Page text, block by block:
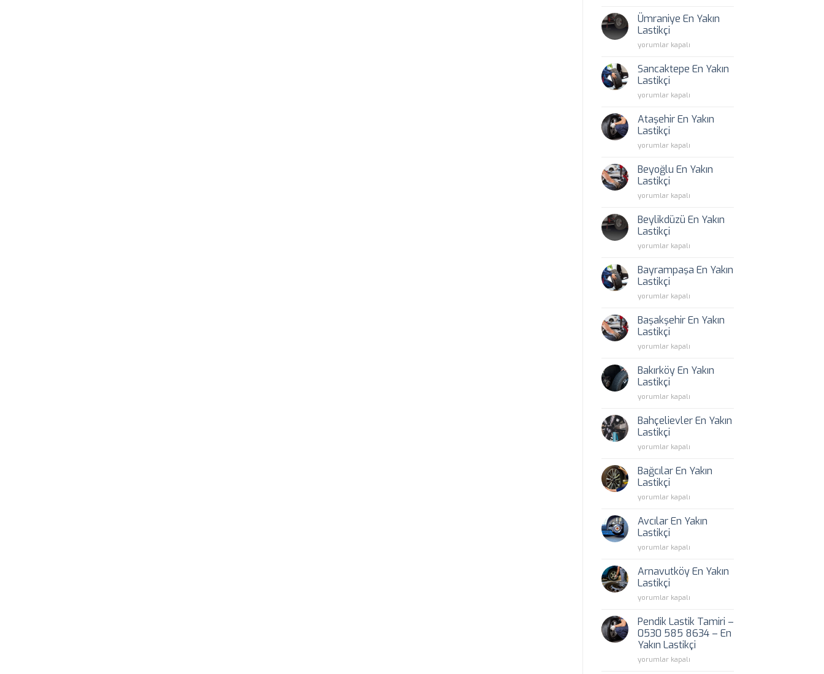
Yakın
Lastikçi
için
Ümraniye En Yakın
Lastikçi
Ümraniye
Yakın
Lastikçi
için
yorumlar kapalı
Sancaktepe En Yakın
Lastikçi
Sancaktepe
Yakın
Lastikçi
için
yorumlar kapalı
Ataşehir En Yakın
Lastikçi
Ataşehir
Yakın
Lastikçi
için
yorumlar kapalı
Beyoğlu En Yakın
Lastikçi
Beyoğlu
Yakın
Lastikçi
için
yorumlar kapalı
Beylikdüzü En Yakın
Lastikçi
Beylikdüzü
Yakın
Lastikçi
için
yorumlar kapalı
Bayrampaşa En Yakın
Lastikçi
Bayrampaşa
Yakın
Lastikçi
için
yorumlar kapalı
Başakşehir En Yakın
Lastikçi
Başakşehir
Yakın
Lastikçi
için
yorumlar kapalı
Bakırköy En Yakın
Lastikçi
Bakırköy
Yakın
Lastikçi
için
yorumlar kapalı
Bahçelievler En Yakın
Lastikçi
Bahçelievler
Yakın
Lastikçi
için
yorumlar kapalı
Bağcılar En Yakın
Lastikçi
Bağcılar
Yakın
Lastikçi
için
yorumlar kapalı
Avcılar En Yakın
Lastikçi
Avcılar
Yakın
Lastikçi
için
yorumlar kapalı
Arnavutköy En Yakın
Lastikçi
Arnavutköy
Yakın
Lastikçi
için
yorumlar kapalı
Pendik Lastik Tamiri –
0530 585 8634 – En
Yakın Lastikçi
Pendik
yorumlar kapalı